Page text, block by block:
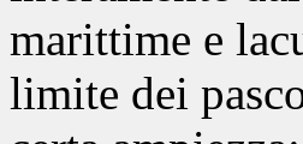
marittime e
limite dei